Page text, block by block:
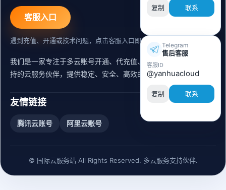
客服入口
遇到充值、开通或技术问题，点击客服入口即可联系。
我们是一家专注于多云账号开通、代充值、迁移运维与内容同步支
持的云服务伙伴，提供稳定、安全、高效的出海服务支持。
友情链接
腾讯云账号 阿里云账号
© 国际云服务站 All Rights Reserved. 多云服务支持伙伴.
复制 联系
Telegram
售后客服
客服ID
@yanhuacloud
复制 联系